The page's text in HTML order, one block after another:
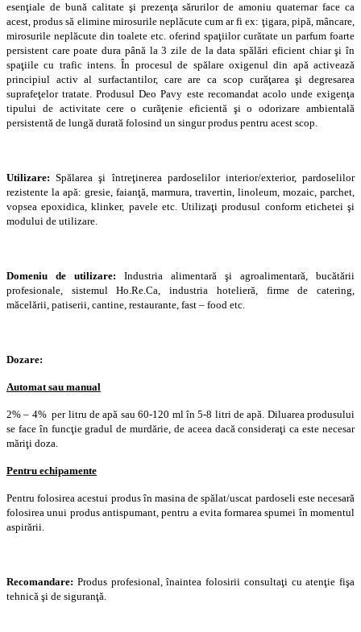
esenţiale de bună calitate şi prezenţa sărurilor de amoniu quaternar face ca
acest, produs să elimine mirosurile neplăcute cum ar fi ex: ţigara, pipă, mâncare,
mirosurile neplăcute din toalete etc. oferind spaţiilor curătate un parfum foarte
persistent care poate dura până la 3 zile de la data spălări eficient chiar şi în
spaţiile cu trafic intens. În procesul de spălare oxigenul din apă activează
principiul activ al surfactantilor, care are ca scop curăţarea şi degresarea
suprafeţelor tratate. Produsul Deo Pavy este recomandat acolo unde exigenţa
tipului de activitate cere o curăţenie eficientă şi o odorizare ambientală
persistentă de lungă durată folosind un singur produs pentru acest scop.
Utilizare: Spălarea şi întreţinerea pardoselilor interior/exterior, pardoselilor
rezistente la apă: gresie, faianţă, marmura, travertin, linoleum, mozaic, parchet,
vopsea epoxidica, klinker, pavele etc. Utilizaţi produsul conform etichetei şi
modului de utilizare.
Domeniu de utilizare: Industria alimentară şi agroalimentară, bucătării
profesionale, sistemul Ho.Re.Ca, industria hotelieră, firme de catering,
măcelării, patiserii, cantine, restaurante, fast – food etc.
Dozare:
Automat sau manual
2% – 4% per litru de apă sau 60-120 ml în 5-8 litri de apă. Diluarea produsului
se face în funcţie gradul de murdărie, de aceea dacă consideraţi ca este necesar
măriţi doza.
Pentru echipamente
Pentru folosirea acestui produs în masina de spălat/uscat pardoseli este necesară
folosirea unui produs antispumant, pentru a evita formarea spumei în momentul
aspirării.
Recomandare: Produs profesional, înaintea folosirii consultaţi cu atenţie fişa
tehnică şi de siguranţă.